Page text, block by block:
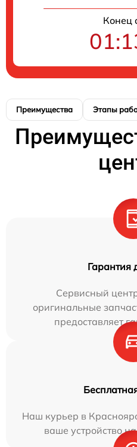
Конец
Преимущества Этапы
Гарантия
Сервисный
оригинальные
предоставляет
Наш курьер в
ваше устройство